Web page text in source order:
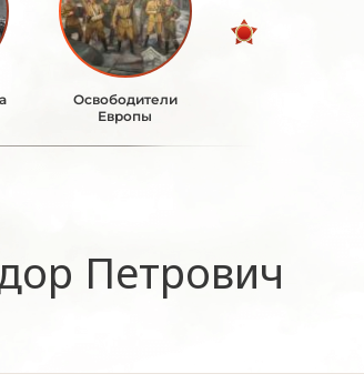
Освободители
Европы
Петрович